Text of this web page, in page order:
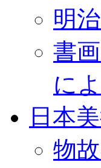
明
書
に
日本
物